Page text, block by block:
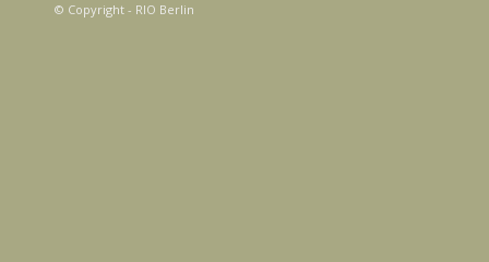
© Copyright - RIO Berlin